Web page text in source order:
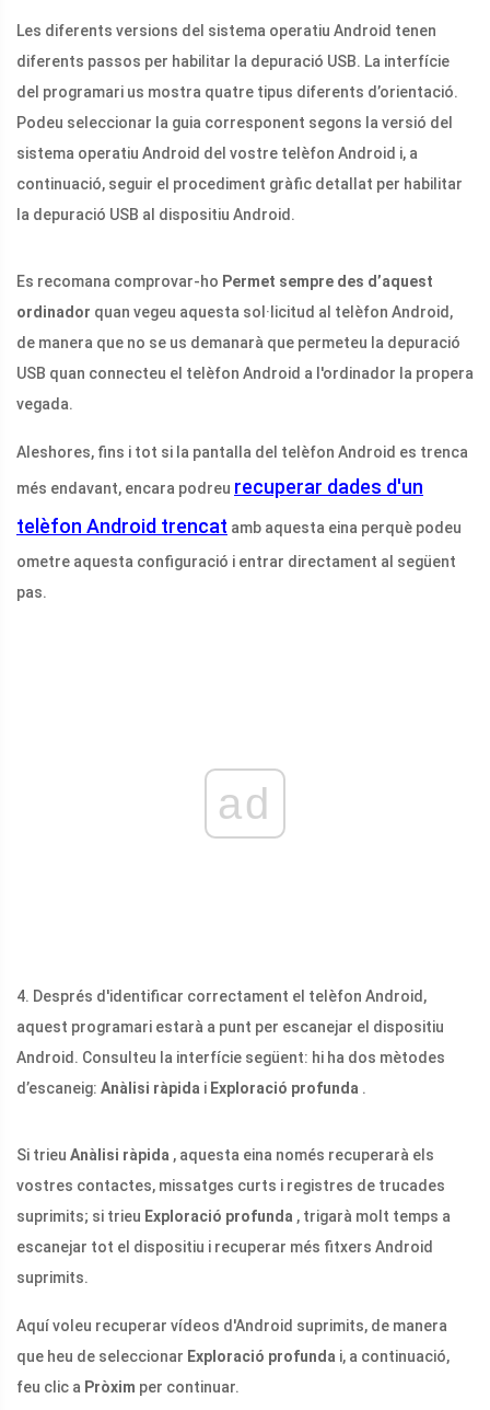
Les diferents versions del sistema operatiu Android tenen
diferents passos per habilitar la depuració USB. La interfície
del programari us mostra quatre tipus diferents d’orientació.
Podeu seleccionar la guia corresponent segons la versió del
sistema operatiu Android del vostre telèfon Android i, a
continuació, seguir el procediment gràfic detallat per habilitar
la depuració USB al dispositiu Android.
Es recomana comprovar-ho Permet sempre des d’aquest
ordinador quan vegeu aquesta sol·licitud al telèfon Android,
de manera que no se us demanarà que permeteu la depuració
USB quan connecteu el telèfon Android a l'ordinador la propera
vegada.
Aleshores, fins i tot si la pantalla del telèfon Android es trenca
més endavant, encara podreu recuperar dades d'un
telèfon Android trencat amb aquesta eina perquè podeu
ometre aquesta configuració i entrar directament al següent
pas.
ad
4. Després d'identificar correctament el telèfon Android,
aquest programari estarà a punt per escanejar el dispositiu
Android. Consulteu la interfície següent: hi ha dos mètodes
d’escaneig: Anàlisi ràpida i Exploració profunda .
Si trieu Anàlisi ràpida , aquesta eina només recuperarà els
vostres contactes, missatges curts i registres de trucades
suprimits; si trieu Exploració profunda , trigarà molt temps a
escanejar tot el dispositiu i recuperar més fitxers Android
suprimits.
Aquí voleu recuperar vídeos d'Android suprimits, de manera
que heu de seleccionar Exploració profunda i, a continuació,
feu clic a Pròxim per continuar.